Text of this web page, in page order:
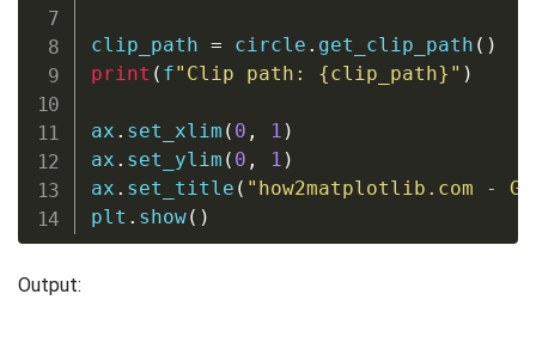
clip_path = circle . get_clip_path ( )
print ( f"Clip path: {clip_path} " )
ax . set_xlim ( 0 , 1 )
ax . set_ylim ( 0 , 1 )
ax . set_title ( "how2matplotlib.com -
plt . show( )
Output: